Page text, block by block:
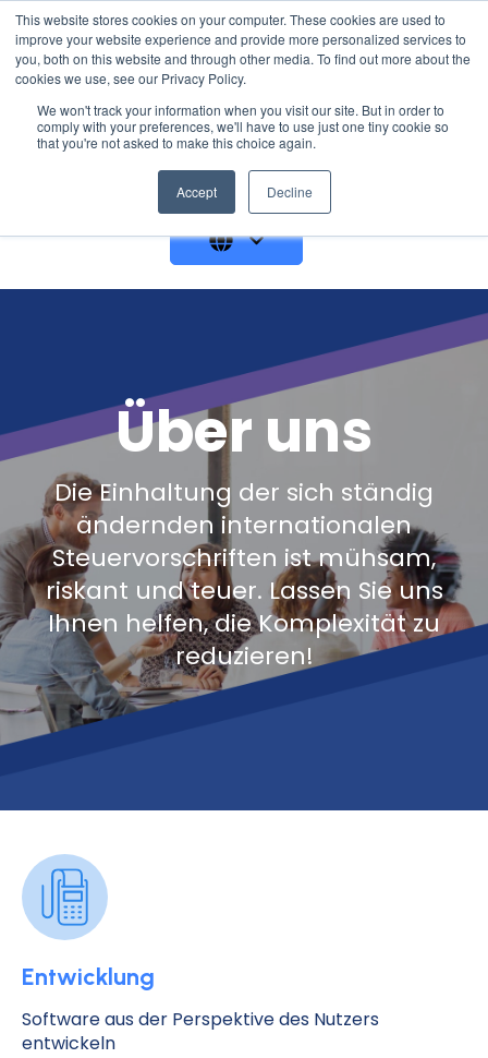
This website stores cookies on your computer. These cookies are used to
improve your website experience and provide more personalized services to
you, both on this website and through other media. To find out more about the
cookies we use, see our Privacy Policy.
We won't track your information when you visit our site. But in order to
comply with your preferences, we'll have to use just one tiny cookie so
that you're not asked to make this choice again.
Accept Decline GET A DEMO
Über uns
Die Einhaltung der sich ständig
ändernden internationalen
Steuervorschriften ist mühsam,
riskant und teuer. Lassen Sie uns
Ihnen helfen, die Komplexität zu
reduzieren!
Entwicklung
Software aus der Perspektive des Nutzers
entwickeln